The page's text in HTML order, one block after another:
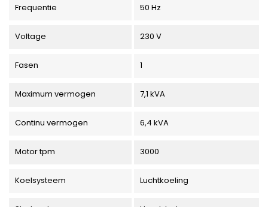
Frequentie 50 Hz
Voltage 230 V
Fasen 1
Maximum vermogen 7,1 kVA
Continu vermogen 6,4 kVA
Motor tpm 3000
Koelsysteem Luchtkoeling